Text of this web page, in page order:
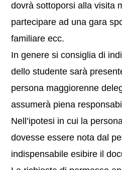
dovrà sottoporsi alla visita
partecipare ad una gara
familiare ecc.
In genere si consiglia di
dello studente sarà
persona maggiorenne
assumerà piena
Nell’ipotesi in cui la
dovesse essere nota dal
indispensabile esibire il